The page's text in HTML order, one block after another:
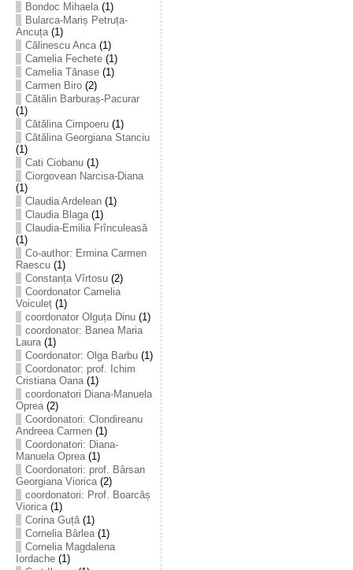
Bondoc Mihaela(1)
Bularca-Mariș Petruța-
Ancuța(1)
Călinescu Anca(1)
Camelia Fechete(1)
Camelia Tănase(1)
Carmen Biro(2)
Cătălin Barburaș-Pacurar
(1)
Cătălina Cimpoeru(1)
Cătălina Georgiana Stanciu
(1)
Cati Ciobanu(1)
Ciorgovean Narcisa-Diana
(1)
Claudia Ardelean(1)
Claudia Blaga(1)
Claudia-Emilia Frînculeasă
(1)
Co-author: Ermina Carmen
Raescu(1)
Constanța Vîrtosu(2)
Coordonator Camelia
Voiculeț(1)
coordonator Olguța Dinu(1)
coordonator: Banea Maria
Laura(1)
Coordonator: Olga Barbu(1)
Coordonator: prof. Ichim
Cristiana Oana(1)
coordonatori Diana-Manuela
Oprea(2)
Coordonatori: Clondireanu
Andreea Carmen(1)
Coordonatori: Diana-
Manuela Oprea(1)
Coordonatori: prof. Bârsan
Georgiana Viorica(2)
coordonatori: Prof. Boarcăș
Viorica(1)
Corina Guță(1)
Cornelia Bârlea(1)
Cornelia Magdalena
Iordache(1)